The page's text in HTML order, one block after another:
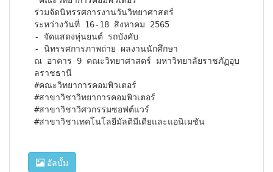
ร่วมจัดนิทรรศการงานวันวิทยาศาสตร์
ระหว่างวันที่ 16-18 สิงหาคม 2565
- จัดแสดงหุ่นยนต์ รถบังคับ
- นิทรรศการภาพถ่าย ผลงานนักศึกษา
ณ อาคาร 9 คณะวิทยาศาสตร์ มหาวิทยาลัยราชภัฏอุบ
ลราชธานี
#คณะวิทยาการคอมพิวเตอร์
#สาขาวิชาวิทยาการคอมพิวเตอร์
#สาขาวิชาวิศวกรรมซอฟต์แวร์
#สาขาวิชาเทคโนโลยีมัลติมีเดียและแอนิเมชัน
อัลบั้ม